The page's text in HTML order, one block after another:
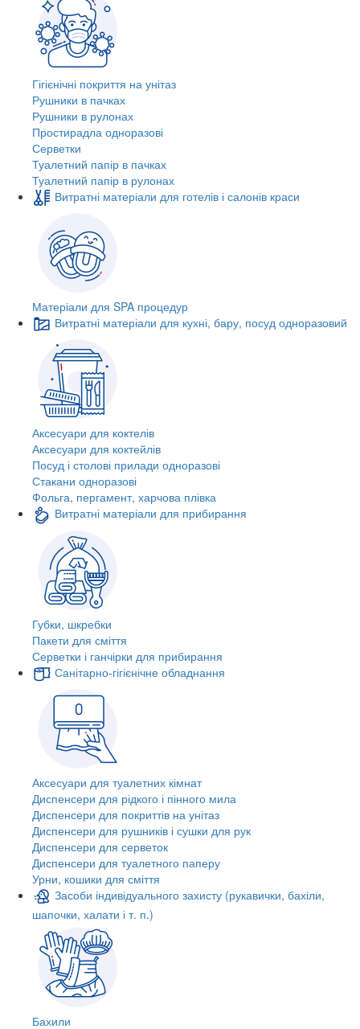
Гігієнічні покриття на унітаз
Рушники в пачках
Рушники в рулонах
Простирадла одноразові
Серветки
Туалетний папір в пачках
Туалетний папір в рулонах
Витратні матеріали для готелів і салонів краси
Матеріали для SPA процедур
Витратні матеріали для кухні, бару, посуд одноразовий
Аксесуари для коктелів
Аксесуари для коктейлів
Посуд і столові прилади одноразові
Стакани одноразові
Фольга, пергамент, харчова плівка
Витратні матеріали для прибирання
Губки, шкребки
Пакети для сміття
Серветки і ганчірки для прибирання
Санітарно-гігієнічне обладнання
Аксесуари для туалетних кімнат
Диспенсери для рідкого і пінного мила
Диспенсери для покриттів на унітаз
Диспенсери для рушників і сушки для рук
Диспенсери для серветок
Диспенсери для туалетного паперу
Урни, кошики для сміття
Засоби індивідуального захисту (рукавички, бахіли,
шапочки, халати і т. п.)
Бахили